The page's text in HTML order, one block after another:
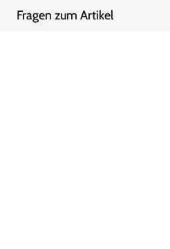
Fragen zum Artikel